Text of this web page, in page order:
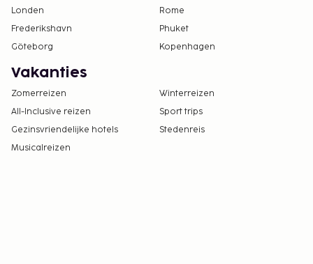
Londen
Rome
Frederikshavn
Phuket
Göteborg
Kopenhagen
Vakanties
Zomerreizen
Winterreizen
All-Inclusive reizen
Sport trips
Gezinsvriendelijke hotels
Stedenreis
Musicalreizen